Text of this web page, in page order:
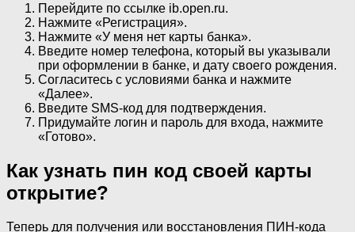
Перейдите по ссылке ib.open.ru.
Нажмите «Регистрация».
Нажмите «У меня нет карты банка».
Введите номер телефона, который вы указывали
при оформлении в банке, и дату своего рождения.
Согласитесь с условиями банка и нажмите
«Далее».
Введите SMS-код для подтверждения.
Придумайте логин и пароль для входа, нажмите
«Готово».
Как узнать пин код своей карты
открытие?
Теперь для получения или восстановления ПИН-кода